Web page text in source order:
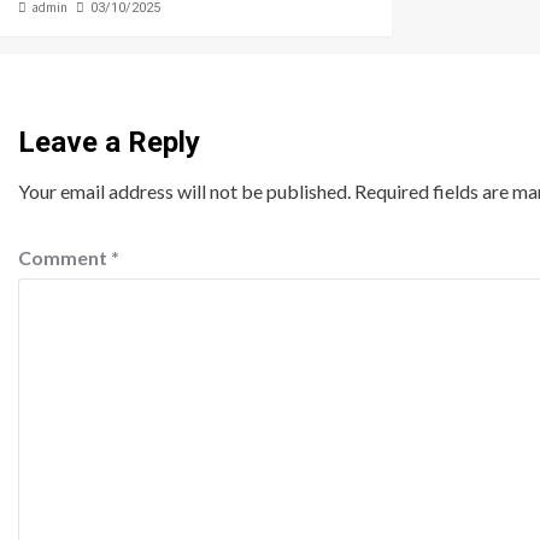
admin 03/10/2025
Leave a Reply
Your email address will not be published. Required fields are
Comment *